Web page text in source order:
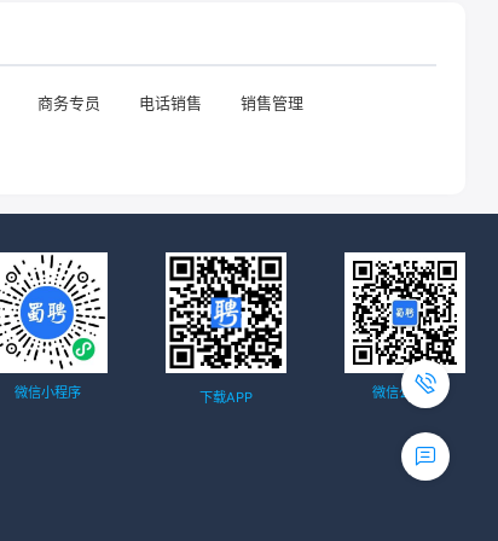
商务专员 电话销售 销售管理
微信小程序 下载APP 微信公众号